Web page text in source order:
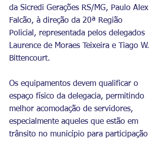
da Sicredi Gerações RS/MG, Paulo Alex
Falcão, à direção da 20ª Região
Policial, representada pelos delegados
Laurence de Moraes Teixeira e Tiago W.
Bittencourt.
Os equipamentos devem qualificar o
espaço físico da delegacia, permitindo
melhor acomodação de servidores,
especialmente aqueles que estão em
trânsito no município para participação